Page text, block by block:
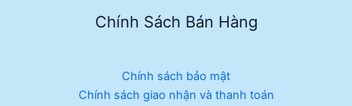
Chính Sách Bán Hàng
Chính sách bảo mật
Chính sách giao nhận và thanh toán